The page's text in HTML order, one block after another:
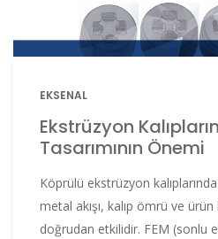
EKSENAL
Ekstrüzyon
Tasarımının Önemi
Köprülü ekstrüzyon
metal akışı, kalıp ömrü ve
doğrudan etkilidir. FEM (sonlu